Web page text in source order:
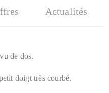
Actualités
de dos.
doigt très courbé.